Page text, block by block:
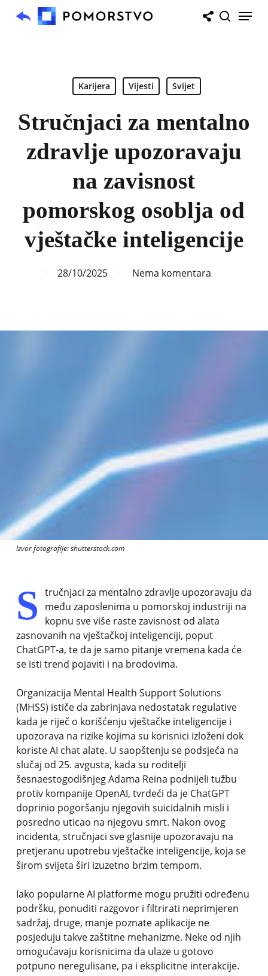
Menu
Karijera Vijesti Svijet
Stručnjaci za mentalno
zdravlje upozoravaju
na zavisnost
pomorskog osoblja od
vještačke inteligencije
28/10/2025 Nema komentara
Izvor fotografije: shutterstock.com
S tručnjaci za mentalno zdravlje upozoravaju da
među zaposlenima u pomorskoj industriji na
kopnu sve više raste zavisnost od alata
zasnovanih na vještačkoj inteligenciji, poput
ChatGPT-a, te da je samo pitanje vremena kada će
se isti trend pojaviti i na brodovima.
Organizacija Mental Health Support Solutions
(MHSS) ističe da zabrinjava nedostatak regulative
kada je riječ o korišćenju vještačke inteligencije i
upozorava na rizike kojima su korisnici izloženi dok
koriste AI chat alate. U saopštenju se podsjeća na
slučaj od 25. avgusta, kada su roditelji
šesnaestogodišnjeg Adama Reina podnijeli tužbu
protiv kompanije OpenAI, tvrdeći da je ChatGPT
doprinio pogoršanju njegovih suicidalnih misli i
posredno uticao na njegovu smrt. Nakon ovog
incidenta, stručnjaci sve glasnije upozoravaju na
pretjeranu upotrebu vještačke inteligencije, koja se
širom svijeta širi izuzetno brzim tempom.
Iako popularne AI platforme mogu pružiti određenu
podršku, ponuditi razgovor i filtrirati neprimjeren
sadržaj, druge, manje poznate aplikacije ne
posjeduju takve zaštitne mehanizme. Neke od njih
omogućavaju korisnicima da ulaze u gotovo
potpuno neregulisane, pa i eksplicitne interakcije.